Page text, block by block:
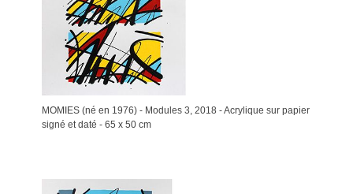
MOMIES (né en 1976) - Modules 3, 2018 - Acrylique sur papier
signé et daté - 65 x 50 cm